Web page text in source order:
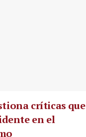
críticas que
en el